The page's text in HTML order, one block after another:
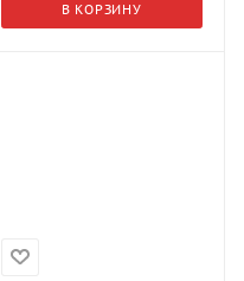
В КОРЗИНУ